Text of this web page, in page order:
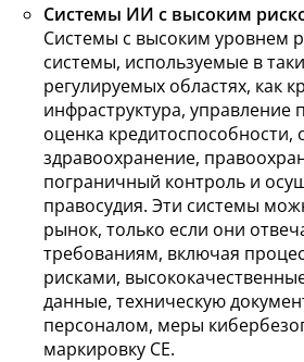
Системы ИИ с высоким
Системы с высоким уровнем
системы, используемые в
регулируемых областях, как
инфраструктура, управление
оценка кредитоспособности,
здравоохранение,
пограничный контроль и
правосудия. Эти системы
рынок, только если они
требованиям, включая
рисками,
данные, техническую
персоналом, меры
маркировку CE.